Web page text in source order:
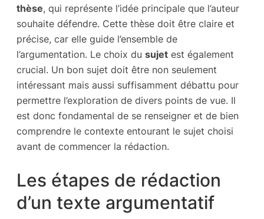
thèse, qui représente l’idée principale que l’auteur
souhaite défendre. Cette thèse doit être claire et
précise, car elle guide l’ensemble de
l’argumentation. Le choix du sujet est également
crucial. Un bon sujet doit être non seulement
intéressant mais aussi suffisamment débattu pour
permettre l’exploration de divers points de vue. Il
est donc fondamental de se renseigner et de bien
comprendre le contexte entourant le sujet choisi
avant de commencer la rédaction.
Les étapes de rédaction
d’un texte argumentatif